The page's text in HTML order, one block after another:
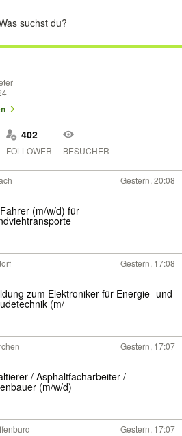
402
FOLLOWER BESUCHER
Gestern, 20:08
(m/w/d) für
Gestern, 17:08
zum Elektroniker für Energie- und
(m/
Gestern, 17:07
/ Asphaltfacharbeiter /
(m/w/d)
Gestern, 17:07